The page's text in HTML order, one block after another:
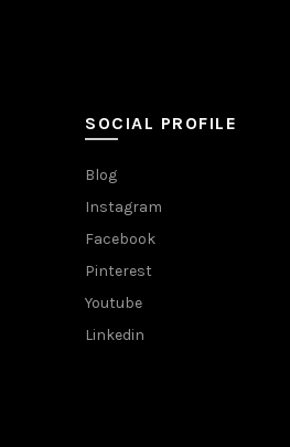
SOCIAL PROFILE
Blog
Instagram
Facebook
Pinterest
Youtube
Linkedin